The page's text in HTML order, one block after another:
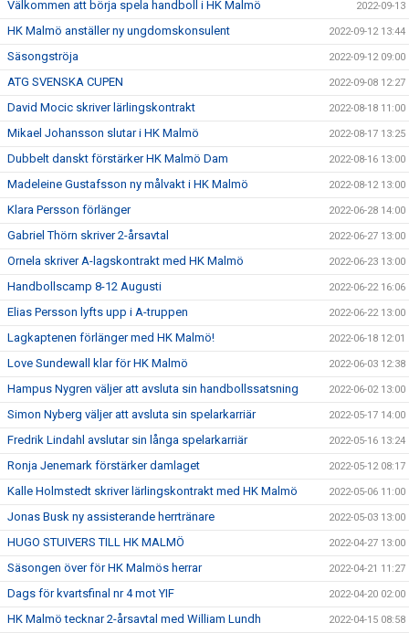
Välkommen att börja spela handboll i HK Malmö 2022-09-13
HK Malmö anställer ny ungdomskonsulent 2022-09-12 13:44
Säsongströja 2022-09-12 09:00
ATG SVENSKA CUPEN 2022-09-08 12:27
David Mocic skriver lärlingskontrakt 2022-08-18 11:00
Mikael Johansson slutar i HK Malmö 2022-08-17 13:25
Dubbelt danskt förstärker HK Malmö Dam 2022-08-16 13:00
Madeleine Gustafsson ny målvakt i HK Malmö 2022-08-12 13:00
Klara Persson förlänger 2022-06-28 14:00
Gabriel Thörn skriver 2-årsavtal 2022-06-27 13:00
Ornela skriver A-lagskontrakt med HK Malmö 2022-06-23 13:00
Handbollscamp 8-12 Augusti 2022-06-22 16:06
Elias Persson lyfts upp i A-truppen 2022-06-22 13:00
Lagkaptenen förlänger med HK Malmö! 2022-06-18 12:01
Love Sundewall klar för HK Malmö 2022-06-03 12:38
Hampus Nygren väljer att avsluta sin handbollssatsning 2022-06-02 13:00
Simon Nyberg väljer att avsluta sin spelarkarriär 2022-05-17 14:00
Fredrik Lindahl avslutar sin långa spelarkarriär 2022-05-16 13:24
Ronja Jenemark förstärker damlaget 2022-05-12 08:17
Kalle Holmstedt skriver lärlingskontrakt med HK Malmö 2022-05-06 11:00
Jonas Busk ny assisterande herrtränare 2022-05-03 13:00
HUGO STUIVERS TILL HK MALMÖ 2022-04-27 13:00
Säsongen över för HK Malmös herrar 2022-04-21 11:27
Dags för kvartsfinal nr 4 mot YIF 2022-04-20 02:00
HK Malmö tecknar 2-årsavtal med William Lundh 2022-04-15 08:58